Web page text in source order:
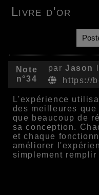
Livre d'or
Note
n°34
par Jason
https://
L'expérience
des meilleures
que beaucoup de
sa conception.
et chaque
améliorer
simplement remplir